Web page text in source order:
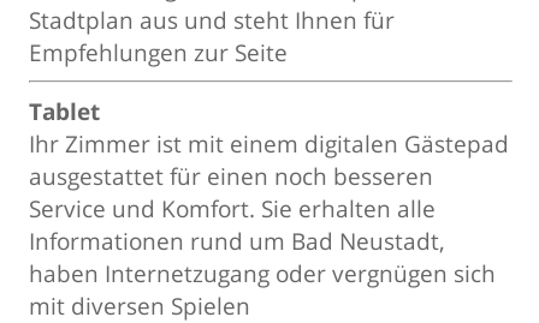
Stadtplan aus und steht Ihnen für
Empfehlungen zur Seite
Tablet
Ihr Zimmer ist mit einem digitalen Gästepad
ausgestattet für einen noch besseren
Service und Komfort. Sie erhalten alle
Informationen rund um Bad Neustadt,
haben Internetzugang oder vergnügen sich
mit diversen Spielen